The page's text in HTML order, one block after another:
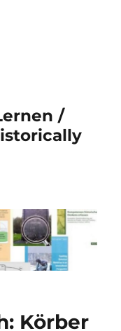
/
Körber